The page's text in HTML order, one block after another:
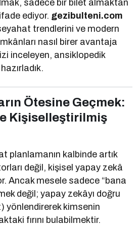
sadece bir bilet almaktan
ediyor. gezibulteni.com
trendlerini ve modern
nasıl birer avantaja
inceleyen, ansiklopedik
Ötesine Geçmek:
Kişiselleştirilmiş
planlamanın kalbinde artık
değil, kişisel yapay zekâ
Ancak mesele sadece “bana
değil; yapay zekâyı doğru
yönlendirerek kimsenin
fırını bulabilmektir.